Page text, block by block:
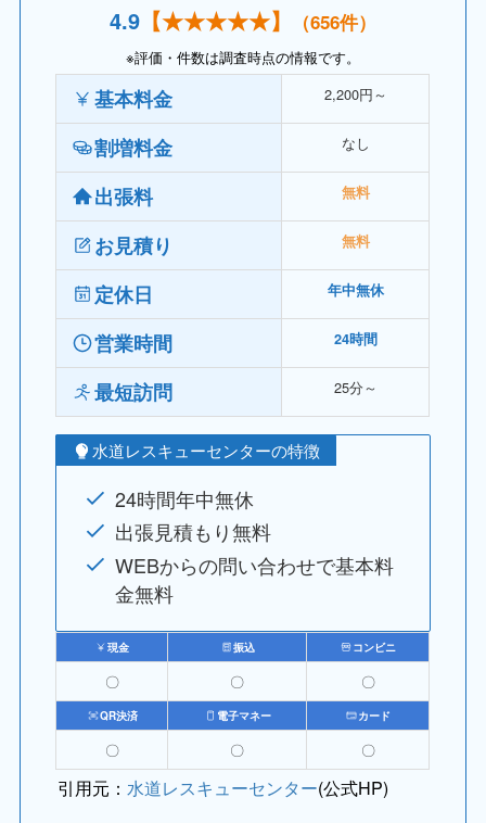
4.9 【★★★★★】 （656件）
※評価・件数は調査時点の情報です。
基本料金 2,200円～
割増料金 なし
出張料 無料
お見積り 無料
定休日 年中無休
営業時間 24時間
最短訪問 25分～
水道レスキューセンターの特徴
24時間年中無休
出張見積もり無料
WEBからの問い合わせで基本料
金無料
現金 振込 コンビニ
〇 〇 〇
QR決済 電子マネー カード
〇 〇 〇
引用元：水道レスキューセンター(公式HP)